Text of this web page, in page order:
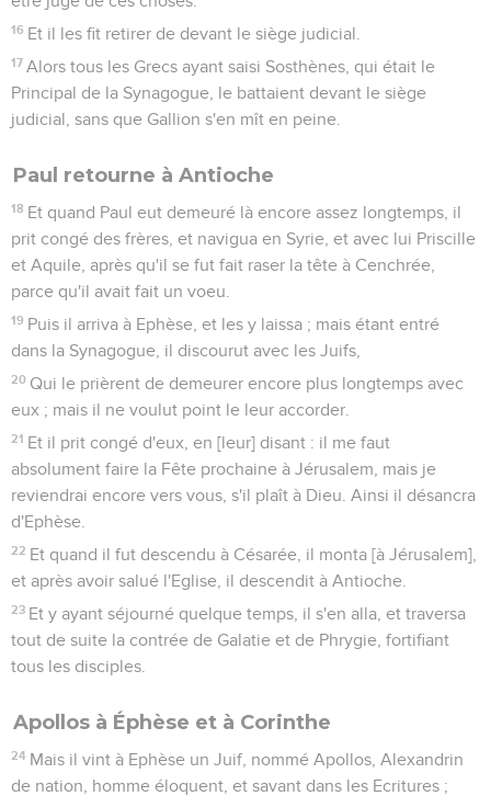
16 Et il les fit retirer de devant le siège judicial.
17 Alors tous les Grecs ayant saisi Sosthènes, qui était le
Principal de la Synagogue, le battaient devant le siège
judicial, sans que Gallion s'en mît en peine.
Paul retourne à Antioche
18 Et quand Paul eut demeuré là encore assez longtemps, il
prit congé des frères, et navigua en Syrie, et avec lui Priscille
et Aquile, après qu'il se fut fait raser la tête à Cenchrée,
parce qu'il avait fait un voeu.
19 Puis il arriva à Ephèse, et les y laissa ; mais étant entré
dans la Synagogue, il discourut avec les Juifs,
20 Qui le prièrent de demeurer encore plus longtemps avec
eux ; mais il ne voulut point le leur accorder.
21 Et il prit congé d'eux, en [leur] disant : il me faut
absolument faire la Fête prochaine à Jérusalem, mais je
reviendrai encore vers vous, s'il plaît à Dieu. Ainsi il désancra
d'Ephèse.
22 Et quand il fut descendu à Césarée, il monta [à Jérusalem],
et après avoir salué l'Eglise, il descendit à Antioche.
23 Et y ayant séjourné quelque temps, il s'en alla, et traversa
tout de suite la contrée de Galatie et de Phrygie, fortifiant
tous les disciples.
Apollos à Éphèse et à Corinthe
24 Mais il vint à Ephèse un Juif, nommé Apollos, Alexandrin
de nation, homme éloquent, et savant dans les Ecritures ;